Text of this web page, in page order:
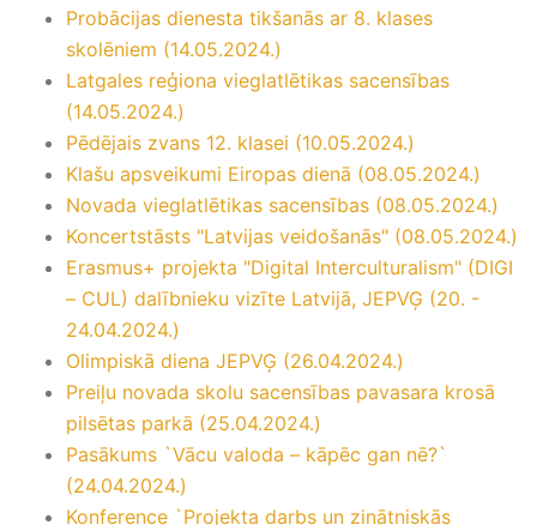
Probācijas dienesta tikšanās ar 8. klases
skolēniem (14.05.2024.)
Latgales reģiona vieglatlētikas sacensības
(14.05.2024.)
Pēdējais zvans 12. klasei (10.05.2024.)
Klašu apsveikumi Eiropas dienā (08.05.2024.)
Novada vieglatlētikas sacensības (08.05.2024.)
Koncertstāsts "Latvijas veidošanās" (08.05.2024.)
Erasmus+ projekta "Digital Interculturalism" (DIGI
– CUL) dalībnieku vizīte Latvijā, JEPVĢ (20. -
24.04.2024.)
Olimpiskā diena JEPVĢ (26.04.2024.)
Preiļu novada skolu sacensības pavasara krosā
pilsētas parkā (25.04.2024.)
Pasākums `Vācu valoda – kāpēc gan nē?`
(24.04.2024.)
Konference `Projekta darbs un zinātniskās